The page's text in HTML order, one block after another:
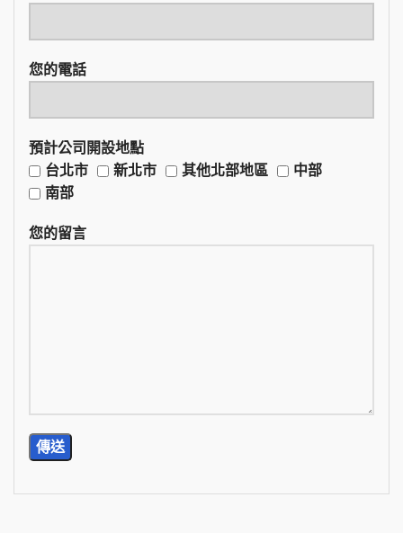
您的電話
預計公司開設地點
台北市
新北市 其他北部地區
中部
南部
您的留言